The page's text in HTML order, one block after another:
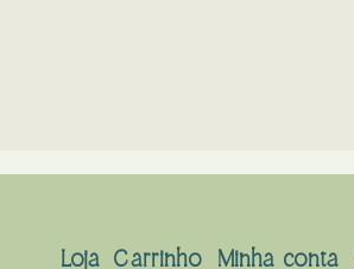
Loja Carrinho Minha conta